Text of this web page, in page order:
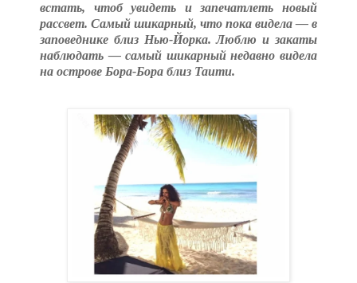
встать, чтоб увидеть и запечатлеть новый
рассвет. Самый шикарный, что пока видела — в
заповеднике близ Нью-Йорка. Люблю и закаты
наблюдать — самый шикарный недавно видела
на острове Бора-Бора близ Таити.